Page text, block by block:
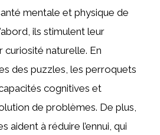
mentale et physique de
ils stimulent leur
curiosité naturelle. En
des puzzles, les perroquets
cognitives et
de problèmes. De plus,
aident à réduire l’ennui, qui